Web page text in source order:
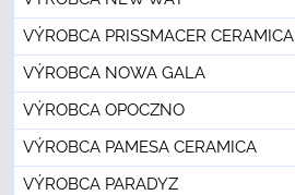
VÝROBCA PRISSMACER CERAMICA
VÝROBCA NOWA GALA
VÝROBCA OPOCZNO
VÝROBCA PAMESA CERAMICA
VÝROBCA PARADYZ